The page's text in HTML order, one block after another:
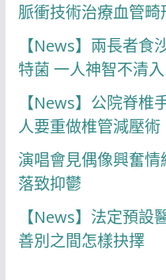
脈衝技術治療血管畸
【News】兩長者食
特菌 一人神智不清
【News】公院脊
人要重做椎管減壓術
演唱會見偶像興奮
落致抑鬱
【News】法定預
善別之間怎樣抉擇